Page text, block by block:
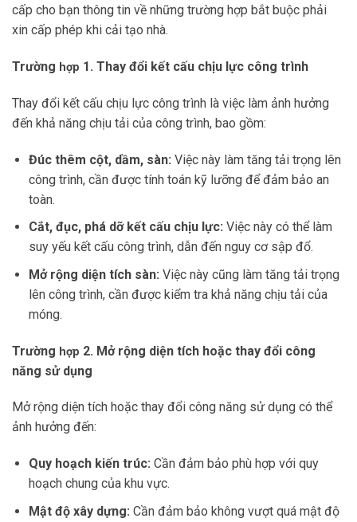
cấp cho bạn thông tin về những trường hợp bắt buộc phải
xin cấp phép khi cải tạo nhà.
Trường hợp 1. Thay đổi kết cấu chịu lực công trình
Thay đổi kết cấu chịu lực công trình là việc làm ảnh hưởng
đến khả năng chịu tải của công trình, bao gồm:
Đúc thêm cột, dầm, sàn: Việc này làm tăng tải trọng lên
công trình, cần được tính toán kỹ lưỡng để đảm bảo an
toàn.
Cắt, đục, phá dỡ kết cấu chịu lực: Việc này có thể làm
suy yếu kết cấu công trình, dẫn đến nguy cơ sập đổ.
Mở rộng diện tích sàn: Việc này cũng làm tăng tải trọng
lên công trình, cần được kiểm tra khả năng chịu tải của
móng.
Trường hợp 2. Mở rộng diện tích hoặc thay đổi công
năng sử dụng
Mở rộng diện tích hoặc thay đổi công năng sử dụng có thể
ảnh hưởng đến:
Quy hoạch kiến trúc: Cần đảm bảo phù hợp với quy
hoạch chung của khu vực.
Mật độ xây dựng: Cần đảm bảo không vượt quá mật độ